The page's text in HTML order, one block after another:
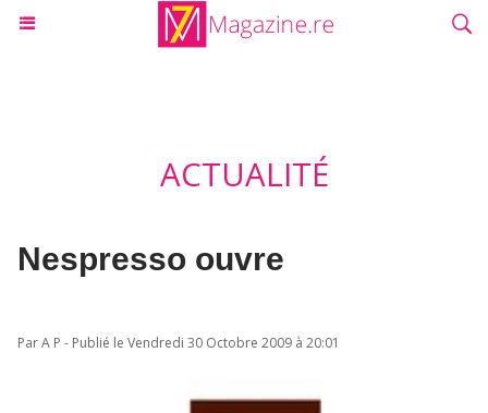
ACTUALITÉ
Nespresso ouvre
Par A P - Publié le Vendredi 30 Octobre 2009 à 20:01